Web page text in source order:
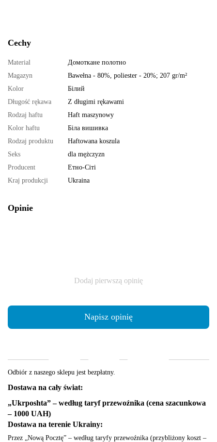
Cechy
Material
Домоткане полотно
Magazyn
Bawełna - 80%, poliester - 20%; 207 gr/m²
Kolor
Білий
Długość rękawa
Z długimi rękawami
Rodzaj haftu
Haft maszynowy
Kolor haftu
Біла вишивка
Rodzaj produktu
Haftowana koszula
Seks
dla mężczyzn
Producent
Етно-Сіті
Kraj produkcji
Ukraina
Opinie
Dodaj pierwszą opinię
Napisz opinię
Odbiór z naszego sklepu jest bezpłatny.
Dostawa na cały świat:
„Ukrposhta” – według taryf przewoźnika (cena szacunkowa
– 1000 UAH)
Dostawa na terenie Ukrainy:
Przez „Nową Pocztę” – według taryfy przewoźnika (przybliżony koszt –